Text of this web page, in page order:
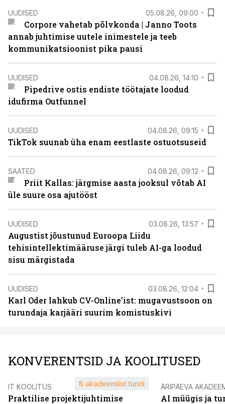
UUDISED 05.08.26, 09:00
Corpore vahetab põlvkonda | Janno Toots
annab juhtimise uutele inimestele ja teeb
kommunikatsioonist pika pausi
UUDISED 04.08.26, 14:10
Pipedrive ostis endiste töötajate loodud
idufirma Outfunnel
UUDISED 04.08.26, 09:15
TikTok suunab üha enam eestlaste ostuotsuseid
SAATED 04.08.26, 09:12
Priit Kallas: järgmise aasta jooksul võtab AI
üle suure osa ajutööst
UUDISED 03.08.26, 13:57
Augustist jõustunud Euroopa Liidu
tehisintellektimääruse järgi tuleb AI-ga loodud
sisu märgistada
UUDISED 03.08.26, 12:04
Karl Oder lahkub CV-Online’ist: mugavustsoon on
turundaja karjääri suurim komistuskivi
KONVERENTSID JA KOOLITUSED
IT KOOLITUS
Praktilise projektijuhtimise
8 akadeemilist tundi ÄRIPÄEVA
AI müügis ja